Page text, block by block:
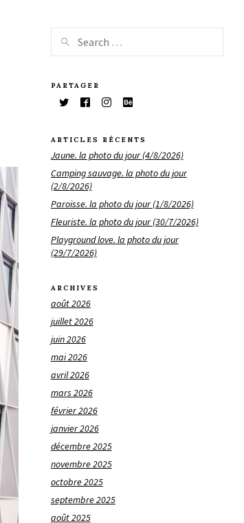
PARTAGER
ARTICLES RÉCENTS
Jaune. la photo du jour (4/8/2026)
Camping sauvage. la photo du jour
(2/8/2026)
Paroisse. la photo du jour (1/8/2026)
Fleuriste. la photo du jour (30/7/2026)
Playground love. la photo du jour
(29/7/2026)
ARCHIVES
août 2026
juillet 2026
juin 2026
mai 2026
avril 2026
mars 2026
février 2026
janvier 2026
décembre 2025
novembre 2025
octobre 2025
septembre 2025
août 2025